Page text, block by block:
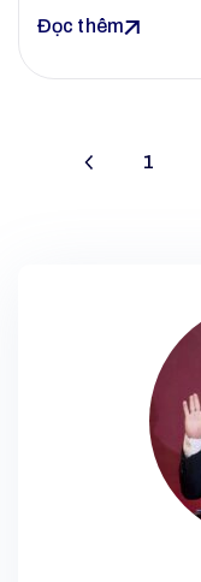
Đọc thêm
1